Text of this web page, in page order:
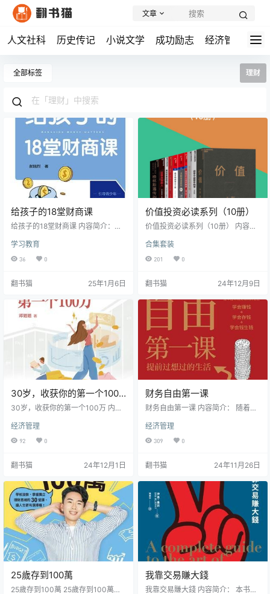
人文社科 历史传记 小说文学 成功励志 经济管理 学
文章
全部标签 理财
给孩子的18堂财商课
给孩子的18堂财商课 内容简介：
青少年量身打造的财商启蒙指南，
作为《富小孩与穷小孩》的升级
知识。这本书巧妙地将边际效应、
复杂的经济概念转化为孩子们容易
理解的内容。 本书的特色在于其独
特的教学方式，通过还原真实的课
堂场景和生活情境，让孩子们在熟
悉的环境中认识和理解各种财商概
学习教育
36 0
翻书猫 25年1月6日
价值投资必读系列（10册）
价值投资必读系列（10册） 内容简
3 个部分 10 个章节，徐徐展开高瓴
创始人兼首席执行官张磊的投资人
地分享了其坚守多年的投资理念与
所需的自我修养。书中对于胸怀伟
大格局的创业者、创业组织的剖析
鞭辟入里，对人才培养、教育理
念、科学观念的解读别具一格，处
处彰显着张磊的大格局与深思…
合集套装
201 0
翻书猫 24年12月9日
30岁，收获你的第一个100
万
30岁，收获你的第一个100万 内容
万》是一本专为投资小白打造的财
富增值指南书。作者邓姐姐是一位
拥有15年资深财经媒体经验的投资
生活提案"的主理人。本书通过真实
者在轻松阅读的同时收获投资理财
新观念。 这本书的与众不同之处在
于,即使你是初入职场、收入不多,或
是数学不好、不懂专业…
经济管理
92 0
翻书猫 24年12月1日
财务自由第一课
财务自由第一课 内容简介： 随着社
为许多人追求的人生目标。《财务
自由第一课》的作者帅健翔，作为
商业战略顾问和"富爸爸"罗伯特·清
的财务自由理念和方法。 这本书从
的路径：财富观念、存钱方法、用
钱技巧、赚钱策略和资产增值。特
别强调了重塑"金钱脑"的重要性，指
出只有打破原生家…
经济管理
309 0
翻书猫 24年11月26日
25歲存到100萬
25歲存到100萬 25歲存到100萬的
我靠交易賺大錢
我靠交易賺大錢 内容简介： 本书作